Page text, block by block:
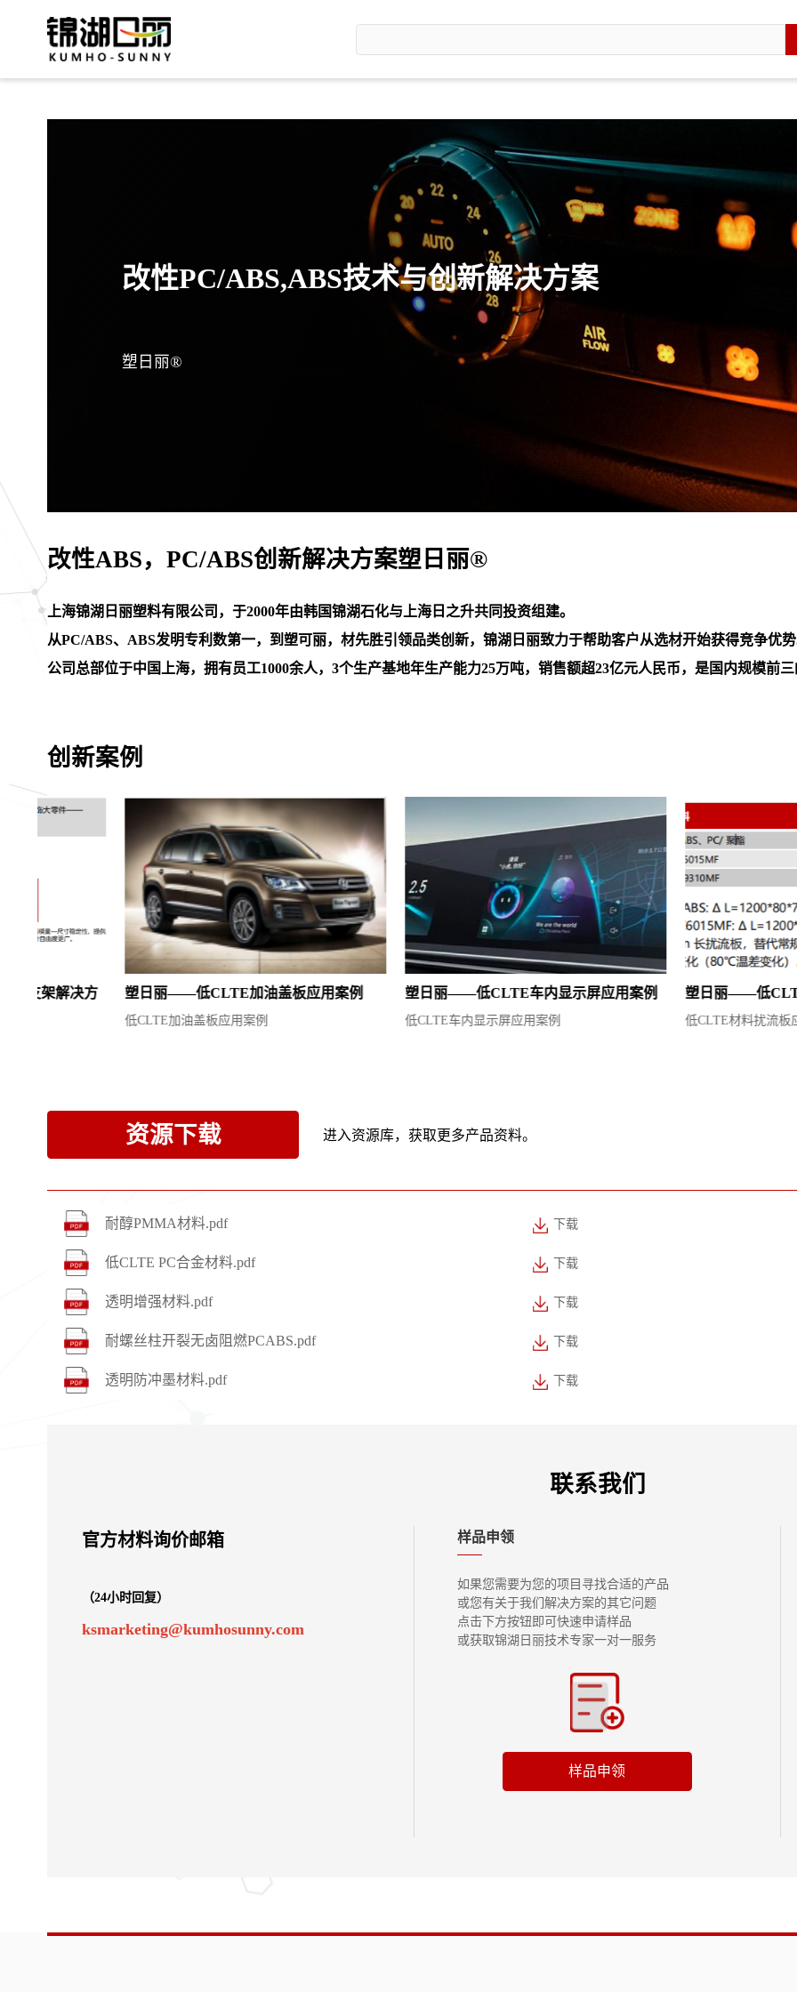
改性PC/ABS,ABS技术与创新解决方案
塑日丽®
改性ABS，PC/ABS创新解决方案塑日丽®
上海锦湖日丽塑料有限公司，于2000年由韩国锦湖石化与上海日之升共同投资组建。
从PC/ABS、ABS发明专利数第一，到塑可丽，材先胜引领品类创新，锦湖日丽致力于帮助客户从选材开始获得竞争优
公司总部位于中国上海，拥有员工1000余人，3个生产基地年生产能力25万吨，销售额超23亿元人民币，是国内规模前
创新案例
塑日丽——低CLTE加油盖板应用案例
低CLTE加油盖板应用案例
塑日丽——低CLTE车内显示屏应用案例
低CLTE车内显示屏应用案例
塑日丽——低CLTE材料扰流
低CLTE材料扰流板应用案例
资源下载 进入资源库，获取更多产品资料。
耐醇PMMA材料.pdf 下载
低CLTE PC合金材料.pdf 下载
透明增强材料.pdf 下载
耐螺丝柱开裂无卤阻燃PCABS.pdf 下载
透明防冲墨材料.pdf 下载
联系我们
官方材料询价邮箱
（24小时回复）
ksmarketing@kumhosunny.com
样品申领
如果您需要为您的项目寻找合适的产品
或您有关于我们解决方案的其它问题
点击下方按钮即可快速申请样品
或获取锦湖日丽技术专家一对一服务
样品申领